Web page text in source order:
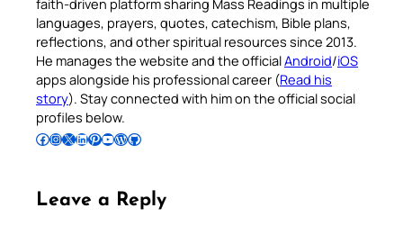
languages, prayers, quotes, catechism, Bible plans,
reflections, and other spiritual resources since 2013.
He manages the website and the officialAndroid/iOS
apps alongside his professional career (Read his
story). Stay connected with him on the official social
profiles below.
Follow Pradeep on Facebook Follow Pradeep on InstagramFollow Pradeep on X Follow Pradeep on LinkedIn Follow Pradeep on Pinterest Subscribe to Pradeep’s Youtube Channel Follow Pradeep on WordPress Follow Pradeep on GitHub
Leave a Reply